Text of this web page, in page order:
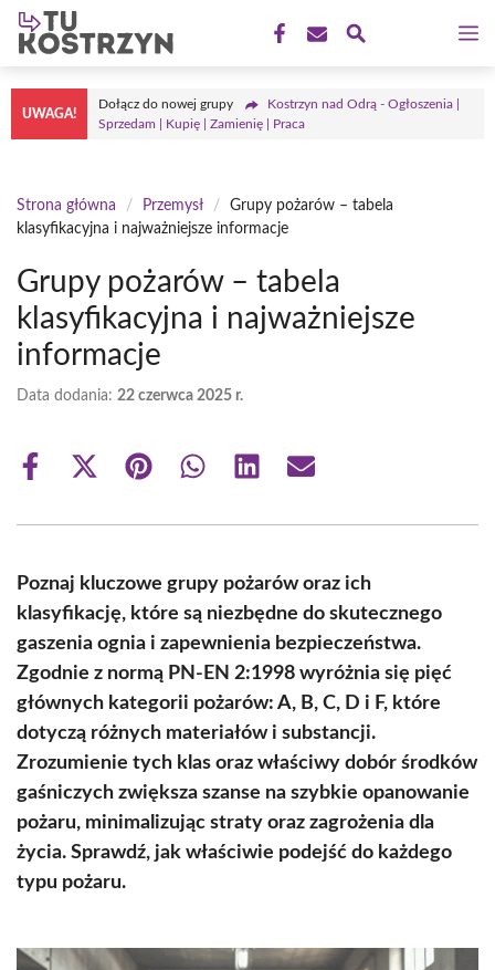
Przejdź
treści
UWAGA!
Dołącz do nowej grupy
Kostrzyn nad Odrą - Ogłoszenia |
Sprzedam | Kupię | Zamienię | Praca
Strona główna / Przemysł /
Grupy pożarów – tabela
klasyfikacyjna i najważniejsze informacje
Grupy pożarów – tabela
klasyfikacyjna i najważniejsze
informacje
Data dodania: 22 czerwca 2025 r.
Share
Share
(Twitter)
Share Share Share Share
Poznaj kluczowe grupy pożarów oraz ich
klasyfikację, które są niezbędne do skutecznego
gaszenia ognia i zapewnienia bezpieczeństwa.
Zgodnie z normą PN-EN 2:1998 wyróżnia się pięć
głównych kategorii pożarów: A, B, C, D i F, które
dotyczą różnych materiałów i substancji.
Zrozumienie tych klas oraz właściwy dobór środków
gaśniczych zwiększa szanse na szybkie opanowanie
pożaru, minimalizując straty oraz zagrożenia dla
życia. Sprawdź, jak właściwie podejść do każdego
typu pożaru.